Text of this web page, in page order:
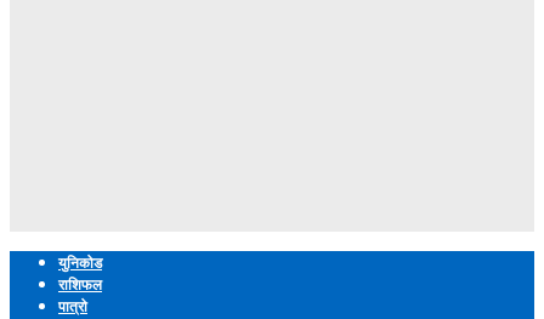
युनिकोड
राशिफल
पात्रो